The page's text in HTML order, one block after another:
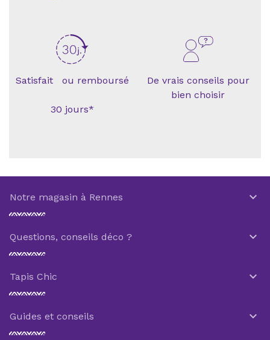
Satisfait ou remboursé
30 jours*
De vrais conseils pour
bien choisir
Notre magasin à Rennes 
Questions, conseils déco ? 
Tapis Chic 
Guides et conseils 